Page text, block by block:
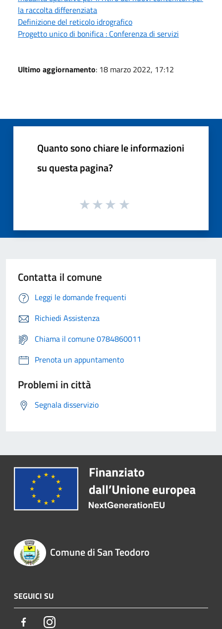
la raccolta differenziata
Definizione del reticolo idrografico
Progetto unico di bonifica : Conferenza di servizi
Ultimo aggiornamento: 18 marzo 2022, 17:12
Quanto sono chiare le informazioni
su questa pagina?
Contatta il comune
Leggi le domande frequenti
Richiedi Assistenza
Chiama il comune 0784860011
Prenota un appuntamento
Problemi in città
Segnala disservizio
Comune di San Teodoro
SEGUICI SU
FacebookInstagram